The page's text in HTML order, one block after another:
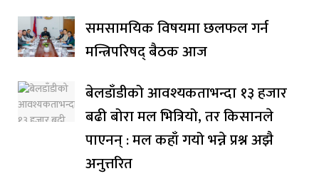
समसामयिक विषयमा छलफल गर्न
मन्त्रिपरिषद् बैठक आज
बेलडाँडीको आवश्यकताभन्दा १३ हजार
बढी बोरा मल भित्रियो, तर किसानले
पाएनन् : मल कहाँ गयो भन्ने प्रश्न अझै
अनुत्तरित